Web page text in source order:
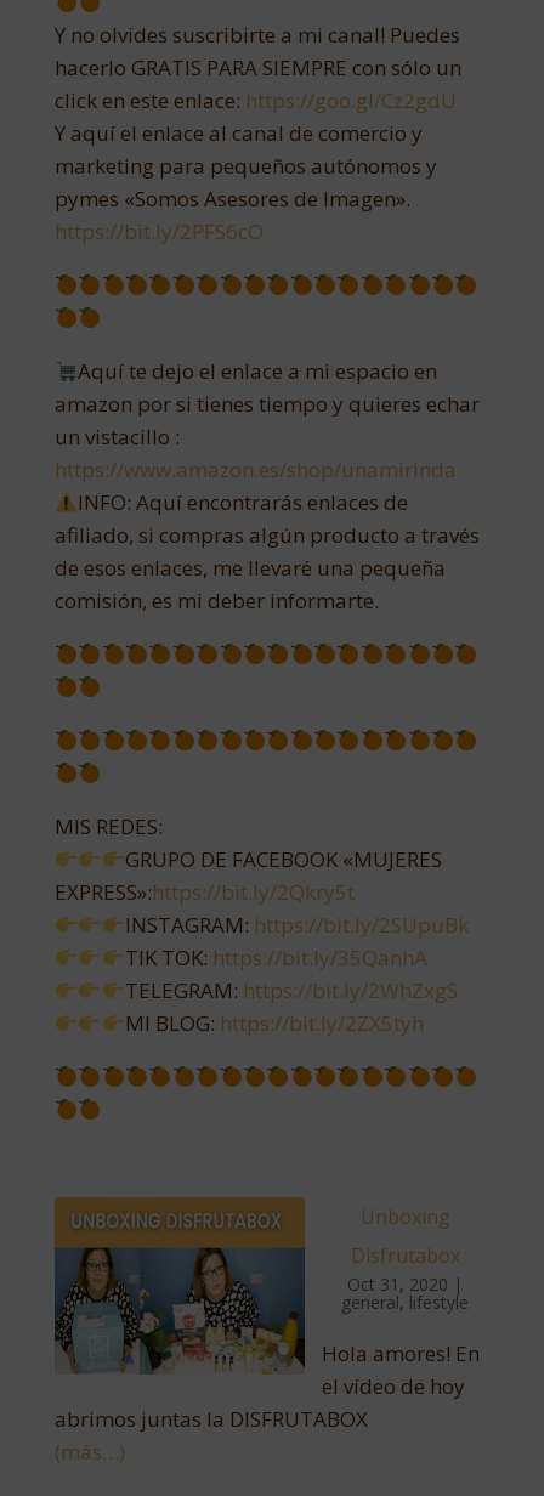
Y no olvides suscribirte a mi canal! Puedes
hacerlo GRATIS PARA SIEMPRE con sólo un
click en este enlace: https://goo.gl/Cz2gdU
Y aquí el enlace al canal de comercio y
marketing para pequeños autónomos y
pymes «Somos Asesores de Imagen».
https://bit.ly/2PFS6cO
Aquí te dejo el enlace a mi espacio en
amazon por si tienes tiempo y quieres echar
un vistacillo :
https://www.amazon.es/shop/unamirinda
INFO: Aquí encontrarás enlaces de
afiliado, si compras algún producto a través
de esos enlaces, me llevaré una pequeña
comisión, es mi deber informarte.
MIS REDES:
GRUPO DE FACEBOOK «MUJERES
EXPRESS»:https://bit.ly/2Qkry5t
INSTAGRAM: https://bit.ly/2SUpuBk
TIK TOK: https://bit.ly/35QanhA
TELEGRAM: https://bit.ly/2WhZxgS
MI BLOG: https://bit.ly/2ZX5tyh
Unboxing
Disfrutabox
Oct 31, 2020 |
general, lifestyle
Hola amores! En
el vídeo de hoy
abrimos juntas la DISFRUTABOX
(más…)